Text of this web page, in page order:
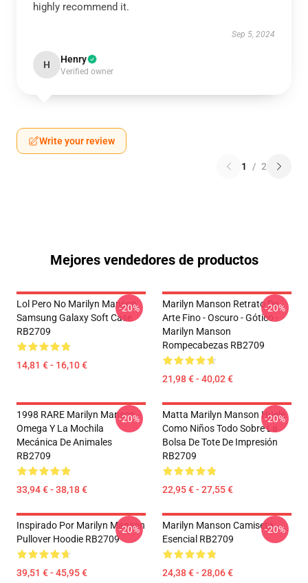
highly recommend it.
Sep 5, 2024
H Henry
Verified owner
Write your review
1 / 2
Mejores vendedores de productos
Lol Pero No Marilyn Manson
Samsung Galaxy Soft Case
RB2709
14,81 € - 16,10 €
-20%
Marilyn Manson Retrato De
Arte Fino - Oscuro - Gótico -
Marilyn Manson
Rompecabezas RB2709
21,98 € - 40,02 €
-20%
1998 RARE Marilyn Manson -
Omega Y La Mochila
Mecánica De Animales
RB2709
33,94 € - 38,18 €
-20%
Matta Marilyn Manson Huele
Como Niños Todo Sobre La
Bolsa De Tote De Impresión
RB2709
22,95 € - 27,55 €
-20%
Inspirado Por Marilyn Manson
Pullover Hoodie RB2709
39,51 € - 45,95 €
-20%
Marilyn Manson Camiseta
Esencial RB2709
24,38 € - 28,06 €
-20%